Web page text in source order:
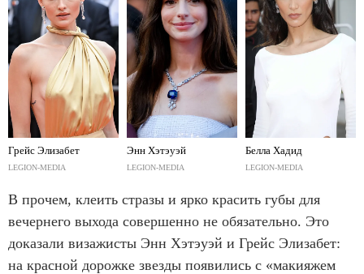
Грейс Элизабет
LEGION-MEDIA
Энн Хэтэуэй
LEGION-MEDIA
Белла Хадид
LEGION-MEDIA
В прочем, клеить стразы и ярко красить губы для
вечернего выхода совершенно не обязательно. Это
доказали визажисты Энн Хэтэуэй и Грейс Элизабет:
на красной дорожке звезды появились с «макияжем